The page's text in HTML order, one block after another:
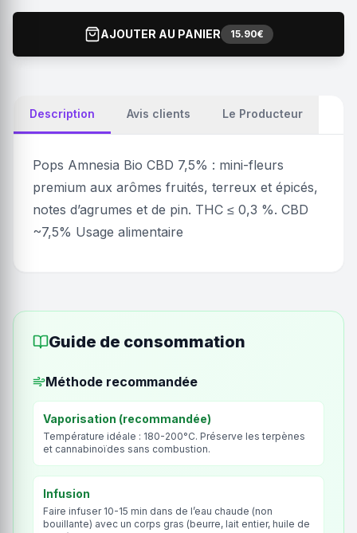
AJOUTER AU PANIER 15.90€
Description Avis clients Le Producteur
Pops Amnesia Bio CBD 7,5% : mini-fleurs
premium aux arômes fruités, terreux et épicés,
notes d’agrumes et de pin. THC ≤ 0,3 %. CBD
~7,5% Usage alimentaire
Guide de consommation
Méthode recommandée
Vaporisation (recommandée)
Température idéale : 180-200°C. Préserve les terpènes
et cannabinoïdes sans combustion.
Infusion
Faire infuser 10-15 min dans de l’eau chaude (non
bouillante) avec un corps gras (beurre, lait entier, huile de